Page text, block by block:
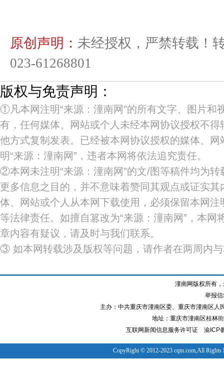
原创声明： 未经授权，严禁转载！
023-61268801
版权与免责声明：
①凡本网注明“来源：潼南网”的所有文字、图片和
有，任何媒体、网站或个人未经本网协议授权不
他方式复制发表。已经被本网协议授权的媒体、
明“来源：潼南网”，违者本网将依法追究责任。
②本网未注明“来源：潼南网”的文/图等稿件均为
更多信息之目的，并不意味着赞同其观点或证实
体、网站或个人从本网下载使用，必须保留本网注
等法律责任。如擅自篡改为“来源：潼南网”，本网
章内容有疑议，请及时与我们联系。
③ 如本网转载涉及版权等问题，请作者在两周内
潼南网版权所有
举报
主办：中共重庆市潼南区委、重庆市潼南区
地址：重庆市潼南区桂林
互联网新闻信息服务许可证
渝ICP
CopyRight © 2012-2023 cqtn.com,All Rights